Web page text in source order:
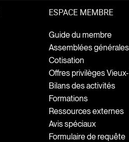
ESPACE MEMBRE
Guide du membre
Assemblées générales
Cotisation
Offres privilèges
Bilans des activités
Formations
Ressources externes
Avis spéciaux
Formulaire de requête